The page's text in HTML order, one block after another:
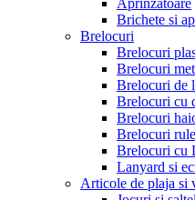
Brichete si
Brelocuri
Brelocuri
Brelocuri
Brelocuri de
Brelocuri cu
Brelocuri
Brelocuri
Brelocuri cu
Lanyard si
Articole de plaja si